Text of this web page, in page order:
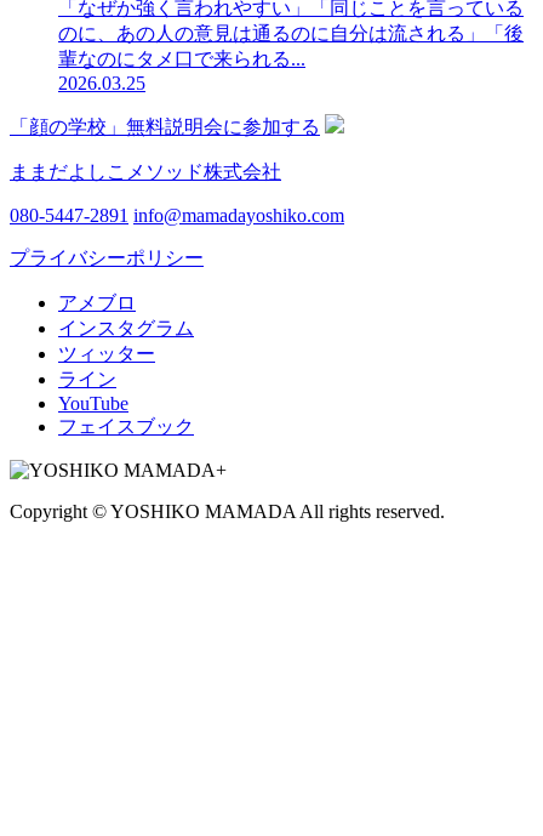
「なぜか強く言われやすい」「同じことを言っている
のに、あの人の意見は通るのに自分は流される」「後
輩なのにタメ口で来られる...
2026.03.25
「顔の学校」無料説明会に参加する
ままだよしこメソッド株式会社
080-5447-2891 info@mamadayoshiko.com
プライバシーポリシー
アメブロ
インスタグラム
ツィッター
ライン
YouTube
フェイスブック
Copyright © YOSHIKO MAMADA All rights reserved.